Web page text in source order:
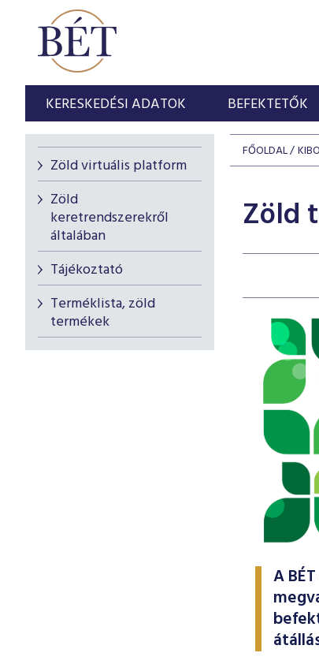
KERESKEDÉSI ADATOK BEFEKTETŐK
Zöld virtuális platform
Zöld
keretrendszerekről
általában
Tájékoztató
Terméklista, zöld
termékek
FŐOLDAL
Zöld
A